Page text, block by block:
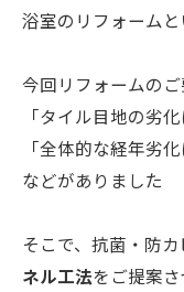
浴室のリフォーム
今回リフォームの
「タイル目地の劣
「全体的な経年劣
などがありました
そこで、抗菌・防
ネル工法をご提案